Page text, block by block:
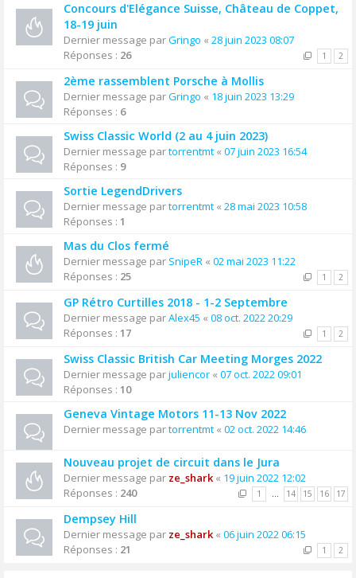
Concours d'Elégance Suisse, Château de Coppet,
18-19 juin
Dernier message parGringo « 28 juin 2023 08:07
Réponses : 26 1 2
2ème rassemblent Porsche à Mollis
Dernier message parGringo « 18 juin 2023 13:29
Réponses : 6
Swiss Classic World (2 au 4 juin 2023)
Dernier message partorrentmt « 07 juin 2023 16:54
Réponses : 9
Sortie LegendDrivers
Dernier message partorrentmt « 28 mai 2023 10:58
Réponses : 1
Mas du Clos fermé
Dernier message par SnipeR « 02 mai 2023 11:22
Réponses : 25 1 2
GP Rétro Curtilles 2018 - 1-2 Septembre
Dernier message parAlex45 « 08 oct. 2022 20:29
Réponses : 17 1 2
Swiss Classic British Car Meeting Morges 2022
Dernier message parjuliencor « 07 oct. 2022 09:01
Réponses : 10
Geneva Vintage Motors 11-13 Nov 2022
Dernier message partorrentmt « 02 oct. 2022 14:46
Nouveau projet de circuit dans le Jura
Dernier message par ze_shark« 19 juin 2022 12:02
Réponses : 240 1 … 14 15 16 17
Dempsey Hill
Dernier message par ze_shark« 06 juin 2022 06:15
Réponses : 21 1 2